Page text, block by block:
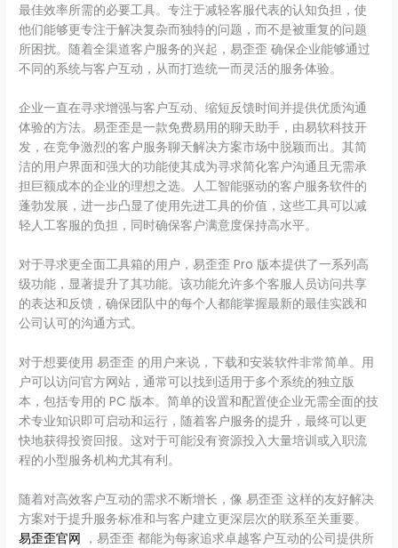
最佳效率所需的必要工具。专注于减轻客服代表的认知负担，使
他们能够更专注于解决复杂而独特的问题，而不是被重复的问题
所困扰。随着全渠道客户服务的兴起，易歪歪 确保企业能够通过
不同的系统与客户互动，从而打造统一而灵活的服务体验。
企业一直在寻求增强与客户互动、缩短反馈时间并提供优质沟通
体验的方法。易歪歪是一款免费易用的聊天助手，由易软科技开
发，在竞争激烈的客户服务聊天解决方案市场中脱颖而出。其简
洁的用户界面和强大的功能使其成为寻求简化客户沟通且无需承
担巨额成本的企业的理想之选。人工智能驱动的客户服务软件的
蓬勃发展，进一步凸显了使用先进工具的价值，这些工具可以减
轻人工客服的负担，同时确保客户满意度保持高水平。
对于寻求更全面工具箱的用户，易歪歪 Pro 版本提供了一系列高
级功能，显著提升了其功能。该功能允许多个客服人员访问共享
的表达和反馈，确保团队中的每个人都能掌握最新的最佳实践和
公司认可的沟通方式。
对于想要使用 易歪歪 的用户来说，下载和安装软件非常简单。用
户可以访问官方网站，通常可以找到适用于多个系统的独立版
本，包括专用的 PC 版本。简单的设置和配置使企业无需全面的技
术专业知识即可启动和运行，随着客户服务的提升，最终可以更
快地获得投资回报。这对于可能没有资源投入大量培训或入职流
程的小型服务机构尤其有利。
随着对高效客户互动的需求不断增长，像 易歪歪 这样的友好解决
方案对于提升服务标准和与客户建立更深层次的联系至关重要。
易歪歪官网 ，易歪歪 都能为每家追求卓越客户互动的公司提供所